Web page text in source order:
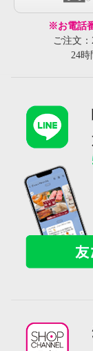
※お電話
ご注文
24時